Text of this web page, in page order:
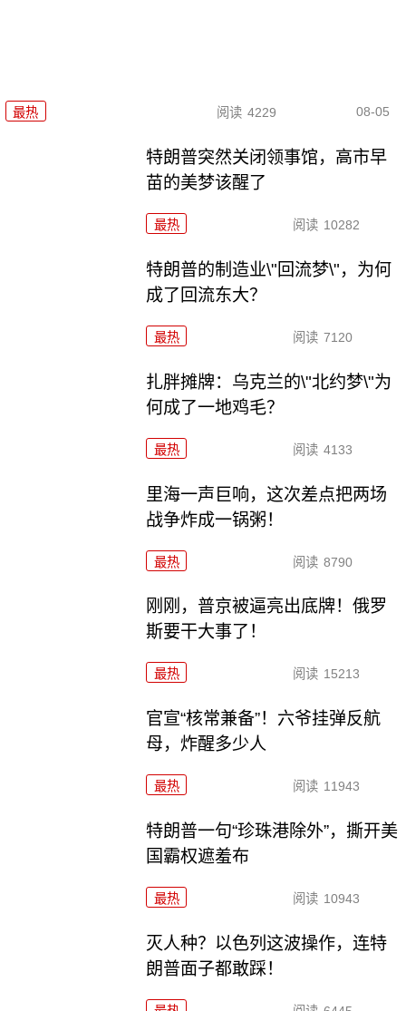
最热 阅读 4229 08-05
特朗普突然关闭领事馆，高市早
苗的美梦该醒了
最热 阅读 10282
特朗普的制造业\"回流梦\"，为何
成了回流东大？
最热 阅读 7120
扎胖摊牌：乌克兰的\"北约梦\"为
何成了一地鸡毛？
最热 阅读 4133
里海一声巨响，这次差点把两场
战争炸成一锅粥！
最热 阅读 8790
刚刚，普京被逼亮出底牌！俄罗
斯要干大事了！
最热 阅读 15213
官宣“核常兼备”！六爷挂弹反航
母，炸醒多少人
最热 阅读 11943
特朗普一句“珍珠港除外”，撕开美
国霸权遮羞布
最热 阅读 10943
灭人种？以色列这波操作，连特
朗普面子都敢踩！